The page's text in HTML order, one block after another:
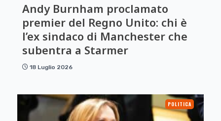
Andy Burnham proclamato
premier del Regno Unito: chi è
l’ex sindaco di Manchester che
subentra a Starmer
18 Luglio 2026
POLITICA